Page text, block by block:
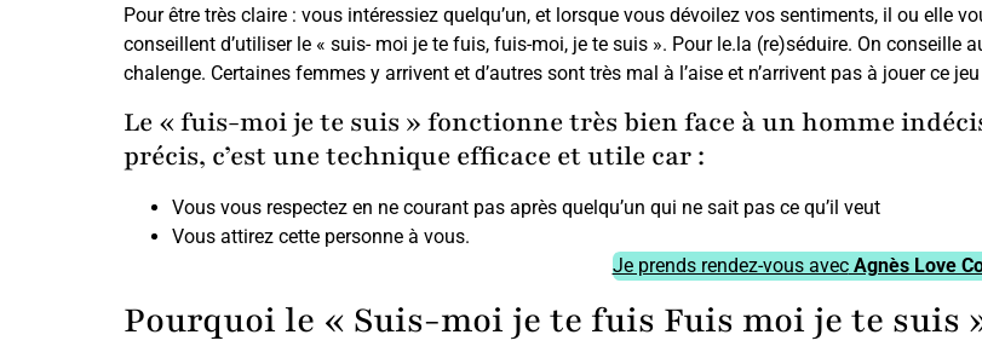
Pour être très claire : vous intéressiez quelqu’un, et lorsque vous dévoilez vos sentiments, il ou elle
conseillent d’utiliser le « suis- moi je te fuis, fuis-moi, je te suis ». Pour le.la (re)séduire. On conseille
chalenge. Certaines femmes y arrivent et d’autres sont très mal à l’aise et n’arrivent pas à jouer ce
Le « fuis-moi je te suis » fonctionne très bien face à un homme
précis, c’est une technique efficace et utile car :
Vous vous respectez en ne courant pas après quelqu’un qui ne sait pas ce qu’il veut
Vous attirez cette personne à vous.
Je prends rendez-vous avecAgnès Love
Pourquoi le « Suis-moi je te fuis Fuis moi je te suis